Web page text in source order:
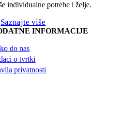
individualne potrebe i želje.
Saznajte više
INFORMACIJE
do nas
o tvrtki
privatnosti